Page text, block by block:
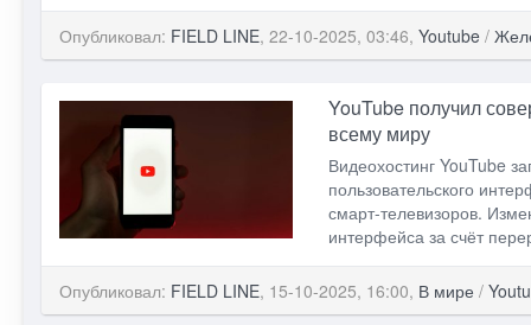
Опубликовал: FIELD LINE, 22-10-2025, 03:46, Youtube/
YouTube получил
всему миру
Видеохостинг YouTube
пользовательского
смарт-телевизоров.
интерфейса за счёт
Опубликовал: FIELD LINE, 15-10-2025, 16:00, В мире /